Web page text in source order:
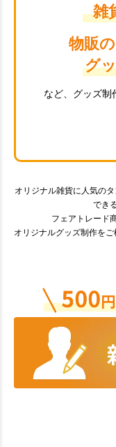
雑
物販
グ
など、グッズ制
オリジナル雑貨に人気の
でき
フェアトレード
オリジナルグッズ制作を